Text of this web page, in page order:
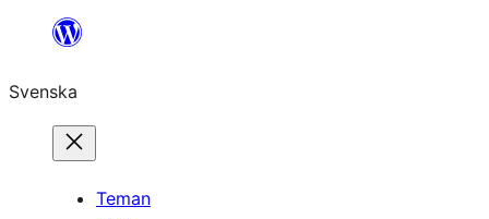
Hoppa
innehåll
Svenska
Teman